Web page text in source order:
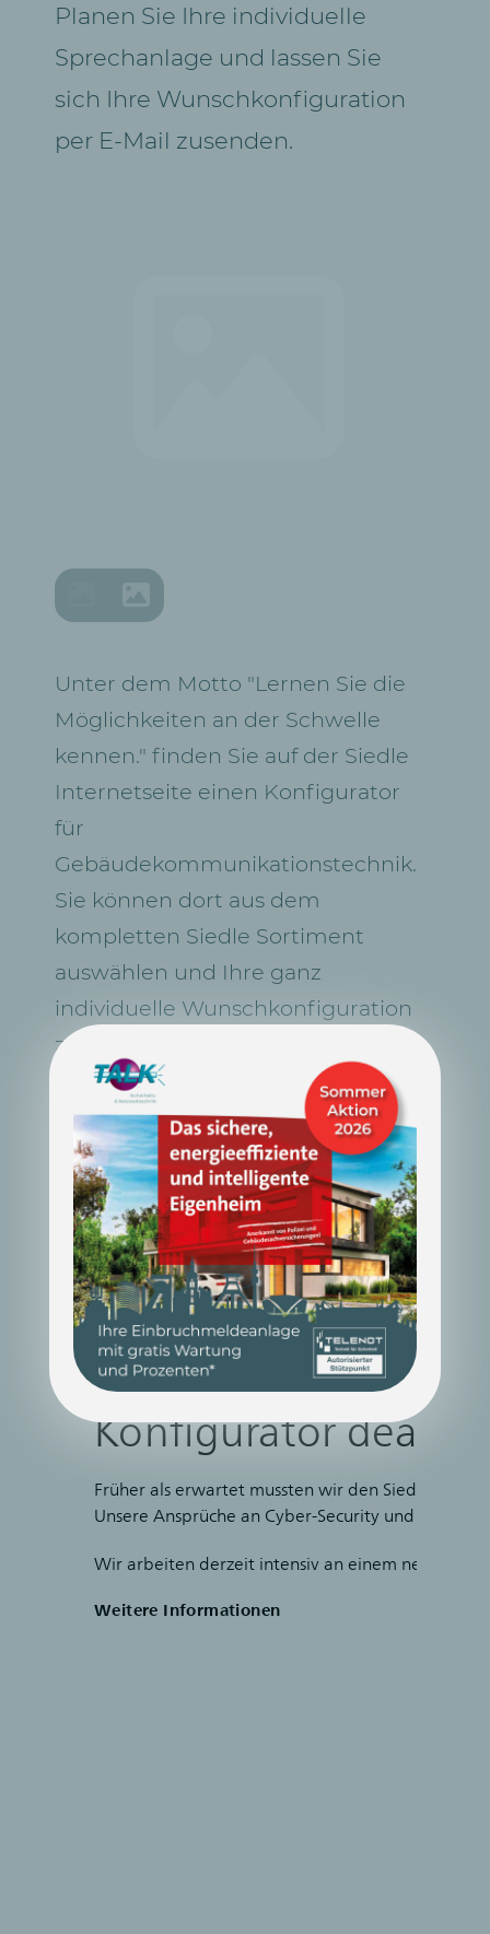
Planen Sie Ihre individuelle
Sprechanlage und lassen Sie
sich Ihre Wunschkonfiguration
per E-Mail zusenden.
Unter dem Motto "Lernen Sie die
Möglichkeiten an der Schwelle
kennen." finden Sie auf der Siedle
Internetseite einen Konfigurator
für
Gebäudekommunikationstechnik.
Sie können dort aus dem
kompletten Siedle Sortiment
auswählen und Ihre ganz
individuelle Wunschkonfiguration
zusammenstellen.